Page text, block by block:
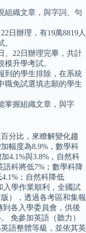
組織文章，與字詞、句
日辦理，有19萬8819人
、22日辦理完畢，共計
模升學考試。
到的學生排除，在系統
職免試選填志願的學生
掌握組織文章，與字
分比，來瞭解變化趨
幅度為8.9%，數學科
4.1%與3.8%，自然科
科將低7%；數學科降
；自然科降低
入學作業順利，全國試
），透過各考區和集報
各入學委員會，供後
免參加英語（聽力）
語整體等級，並依其英